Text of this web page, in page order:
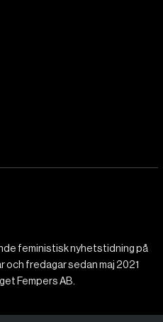
feministisk nyhetstidning på
och fredagar sedan maj 2021
Fempers AB.